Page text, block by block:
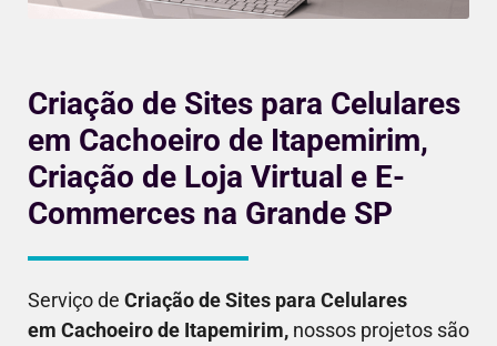
Criação de Sites para Celulares
em Cachoeiro de Itapemirim,
Criação de Loja Virtual e E-
Commerces na Grande SP
Serviço de Criação de Sites para Celulares
em Cachoeiro de Itapemirim, nossos projetos são